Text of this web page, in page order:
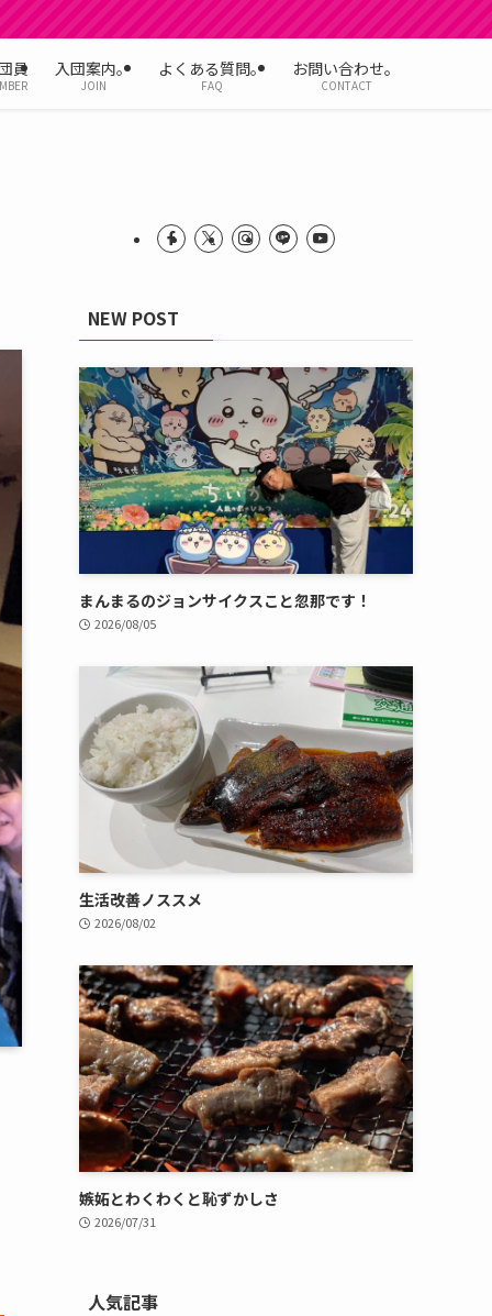
員 入団案内。
JOIN
よくある質問。
FAQ
お問い合わせ。
CONTACT
NEW POST
まんまるのジョンサイクスこと忽那です！
2026/08/05
生活改善ノススメ
2026/08/02
嫉妬とわくわくと恥ずかしさ
2026/07/31
人気記事